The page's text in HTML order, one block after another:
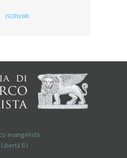
ISCRIVIMI
evangelista
61